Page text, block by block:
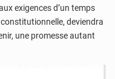
exigences d’un temps
deviendra
une promesse autant